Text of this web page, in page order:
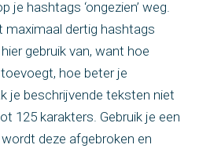
je hashtags ‘ongezien’ weg.
maximaal dertig hashtags
gebruik van, want hoe
hoe beter je
je beschrijvende teksten niet
125 karakters. Gebruik je een
deze afgebroken en